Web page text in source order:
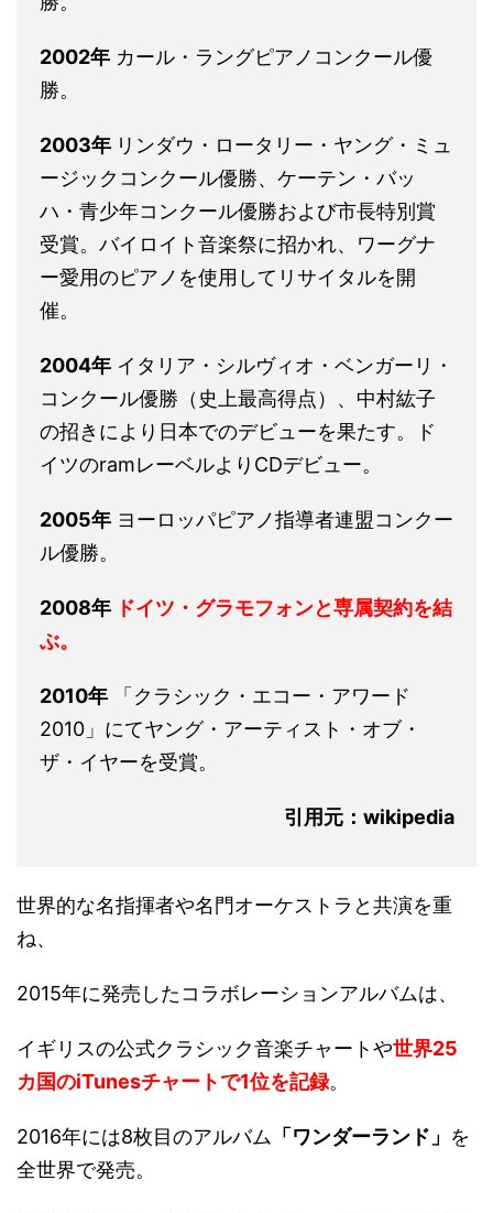
2002年 カール・ラングピアノコンクール優
勝。
2003年 リンダウ・ロータリー・ヤング・ミュ
ージックコンクール優勝、ケーテン・バッ
ハ・青少年コンクール優勝および市長特別賞
受賞。バイロイト音楽祭に招かれ、ワーグナ
ー愛用のピアノを使用してリサイタルを開
催。
2004年 イタリア・シルヴィオ・ベンガーリ・
コンクール優勝（史上最高得点）、中村紘子
の招きにより日本でのデビューを果たす。ド
イツのramレーベルよりCDデビュー。
2005年 ヨーロッパピアノ指導者連盟コンクー
ル優勝。
2008年 ドイツ・グラモフォンと専属契約を結
ぶ。
2010年 「クラシック・エコー・アワード
2010」にてヤング・アーティスト・オブ・
ザ・イヤーを受賞。
引用元：wikipedia
世界的な名指揮者や名門オーケストラと共演を重
ね、
2015年に発売したコラボレーションアルバムは、
イギリスの公式クラシック音楽チャートや世界25
カ国のiTunesチャートで1位を記録。
2016年には8枚目のアルバム 「ワンダーランド」 を
全世界で発売。